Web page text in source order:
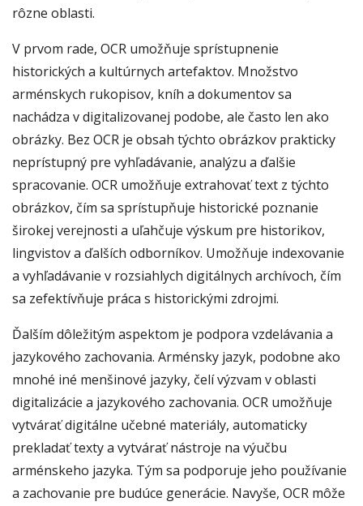
rôzne oblasti.
V prvom rade, OCR umožňuje sprístupnenie
historických a kultúrnych artefaktov. Množstvo
arménskych rukopisov, kníh a dokumentov sa
nachádza v digitalizovanej podobe, ale často len ako
obrázky. Bez OCR je obsah týchto obrázkov prakticky
neprístupný pre vyhľadávanie, analýzu a ďalšie
spracovanie. OCR umožňuje extrahovať text z týchto
obrázkov, čím sa sprístupňuje historické poznanie
širokej verejnosti a uľahčuje výskum pre historikov,
lingvistov a ďalších odborníkov. Umožňuje indexovanie
a vyhľadávanie v rozsiahlych digitálnych archívoch, čím
sa zefektívňuje práca s historickými zdrojmi.
Ďalším dôležitým aspektom je podpora vzdelávania a
jazykového zachovania. Arménsky jazyk, podobne ako
mnohé iné menšinové jazyky, čelí výzvam v oblasti
digitalizácie a jazykového zachovania. OCR umožňuje
vytvárať digitálne učebné materiály, automaticky
prekladať texty a vytvárať nástroje na výučbu
arménskeho jazyka. Tým sa podporuje jeho používanie
a zachovanie pre budúce generácie. Navyše, OCR môže